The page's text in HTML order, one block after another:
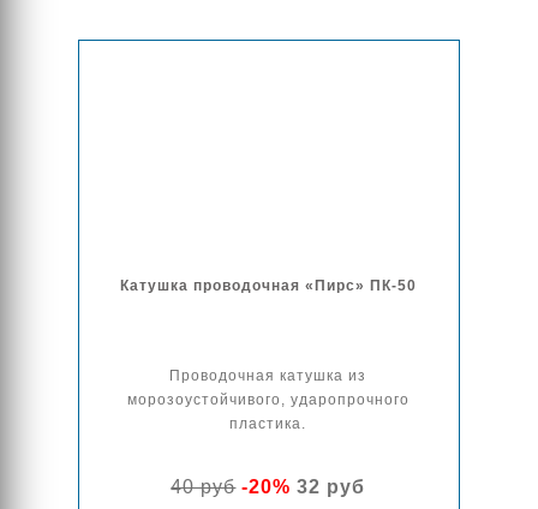
Катушка проводочная «Пирс» ПК-50
Проводочная катушка из
морозоустойчивого, ударопрочного
пластика.
40 руб-20% 32 руб